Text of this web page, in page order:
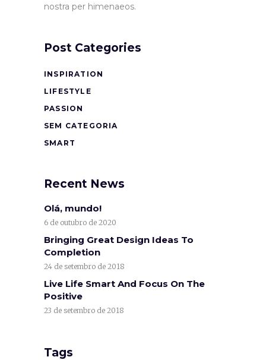
nostra per himenaeos.
Post Categories
INSPIRATION
LIFESTYLE
PASSION
SEM CATEGORIA
SMART
Recent News
Olá, mundo!
6 de outubro de 2020
Bringing Great Design Ideas To
Completion
24 de setembro de 2018
Live Life Smart And Focus On The
Positive
23 de setembro de 2018
Tags